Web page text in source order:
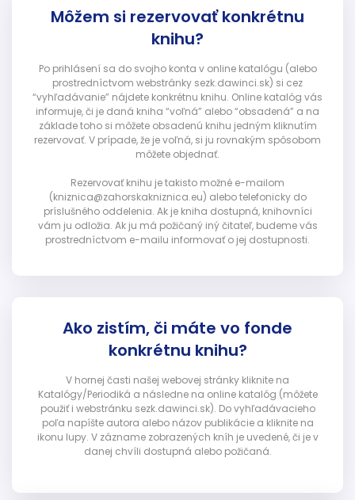
Môžem si rezervovať konkrétnu
knihu?
Po prihlásení sa do svojho konta v online katalógu (alebo
prostredníctvom webstránky sezk.dawinci.sk) si cez
“vyhľadávanie” nájdete konkrétnu knihu. Online katalóg vás
informuje, či je daná kniha “voľná” alebo “obsadená” a na
základe toho si môžete obsadenú knihu jedným kliknutím
rezervovať. V prípade, že je voľná, si ju rovnakým spôsobom
môžete objednať.
Rezervovať knihu je takisto možné e-mailom
(kniznica@zahorskakniznica.eu) alebo telefonicky do
príslušného oddelenia. Ak je kniha dostupná, knihovníci
vám ju odložia. Ak ju má požičaný iný čitateľ, budeme vás
prostredníctvom e-mailu informovať o jej dostupnosti.
Ako zistím, či máte vo fonde
konkrétnu knihu?
V hornej časti našej webovej stránky kliknite na
Katalógy/Periodiká a následne na online katalóg (môžete
použiť i webstránku sezk.dawinci.sk). Do vyhľadávacieho
poľa napíšte autora alebo názov publikácie a kliknite na
ikonu lupy. V zázname zobrazených kníh je uvedené, či je v
danej chvíli dostupná alebo požičaná.